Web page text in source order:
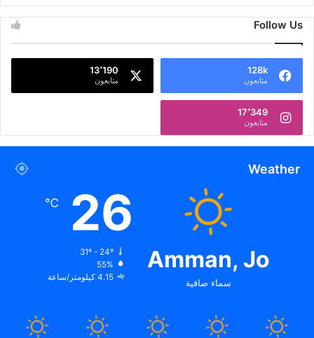
Follow Us
128k
متابعون
13٬190
متابعون
17٬349
متابعون
Weather
Amman, Jo
سماء صافية
26
℃
31º - 24º
55%
4.15 كيلومتر/ساعة